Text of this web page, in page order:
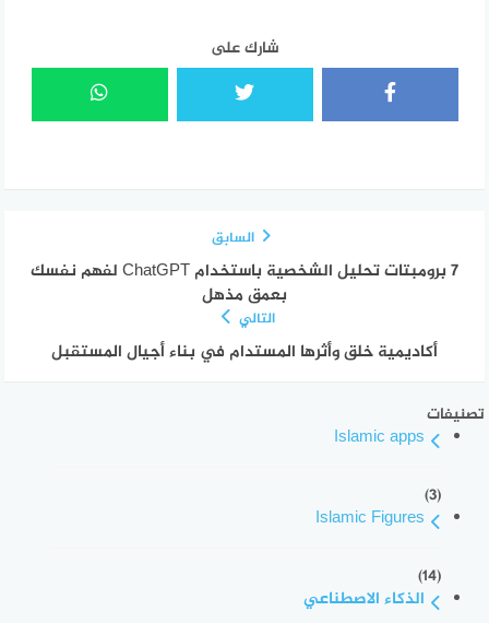
شارك على
السابق
7 برومبتات تحليل الشخصية باستخدام ChatGPT لفهم نفسك
بعمق مذهل
التالي
أكاديمية خلق وأثرها المستدام في بناء أجيال المستقبل
تصنيفات
Islamic apps
(3)
Islamic Figures
(14)
الذكاء الاصطناعي